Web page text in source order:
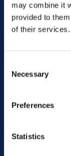
may combine it
provided to
of their services.
Selection
Necessary
Preferences
Statistics
Die besten
Telefon: +385